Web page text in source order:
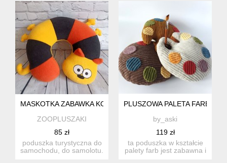
MASKOTKA ZABAWKA KOT, PODUSZKA NA SZYJE,
ZOOPLUSZAKI
85 zł
poduszka turystyczna do
samochodu, do samolotu.
PLUSZOWA PALETA FARB
by_aski
119 zł
ta poduszka w kształcie
palety farb jest zabawna i